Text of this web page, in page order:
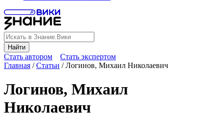
Найти
Стать автором
Стать экспертом
Главная /Статьи /Логинов, Михаил Николаевич
Логинов, Михаил
Николаевич